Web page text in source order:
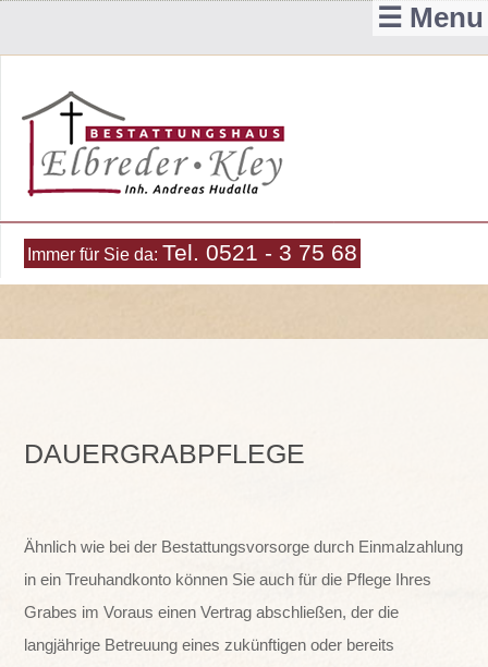
☰ Menu
Immer für Sie da: Tel. 0521 - 3 75 68
DAUERGRABPFLEGE
Ähnlich wie bei der Bestattungsvorsorge durch Einmalzahlung
in ein Treuhandkonto können Sie auch für die Pflege Ihres
Grabes im Voraus einen Vertrag abschließen, der die
langjährige Betreuung eines zukünftigen oder bereits